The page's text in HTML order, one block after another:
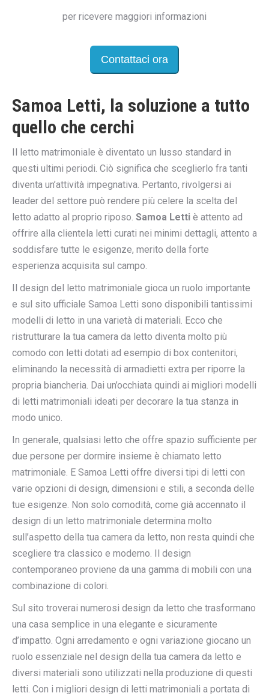
per ricevere maggiori informazioni
Contattaci ora
Samoa Letti, la soluzione a tutto
quello che cerchi
Il letto matrimoniale è diventato un lusso standard in
questi ultimi periodi. Ciò significa che sceglierlo fra tanti
diventa un’attività impegnativa. Pertanto, rivolgersi ai
leader del settore può rendere più celere la scelta del
letto adatto al proprio riposo. Samoa Letti è attento ad
offrire alla clientela letti curati nei minimi dettagli, attento a
soddisfare tutte le esigenze, merito della forte
esperienza acquisita sul campo.
Il design del letto matrimoniale gioca un ruolo importante
e sul sito ufficiale Samoa Letti sono disponibili tantissimi
modelli di letto in una varietà di materiali. Ecco che
ristrutturare la tua camera da letto diventa molto più
comodo con letti dotati ad esempio di box contenitori,
eliminando la necessità di armadietti extra per riporre la
propria biancheria. Dai un’occhiata quindi ai migliori modelli
di letti matrimoniali ideati per decorare la tua stanza in
modo unico.
In generale, qualsiasi letto che offre spazio sufficiente per
due persone per dormire insieme è chiamato letto
matrimoniale. E Samoa Letti offre diversi tipi di letti con
varie opzioni di design, dimensioni e stili, a seconda delle
tue esigenze. Non solo comodità, come già accennato il
design di un letto matrimoniale determina molto
sull’aspetto della tua camera da letto, non resta quindi che
scegliere tra classico e moderno. Il design
contemporaneo proviene da una gamma di mobili con una
combinazione di colori.
Sul sito troverai numerosi design da letto che trasformano
una casa semplice in una elegante e sicuramente
d’impatto. Ogni arredamento e ogni variazione giocano un
ruolo essenziale nel design della tua camera da letto e
diversi materiali sono utilizzati nella produzione di questi
letti. Con i migliori design di letti matrimoniali a portata di